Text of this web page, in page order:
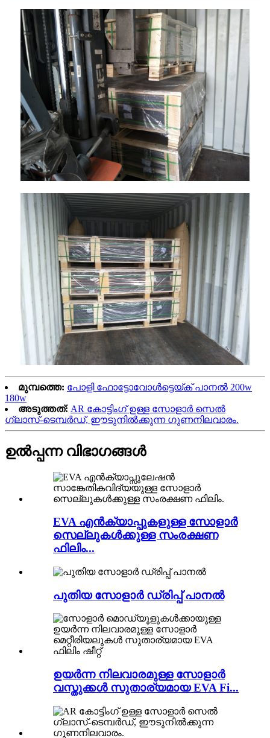
മുമ്പത്തെ: പോളി ഫോട്ടോവോൾട്ടെയ്ക് പാനൽ 200w
180w
അടുത്തത്: AR കോട്ടിംഗ് ഉള്ള സോളാർ സെൽ
ഗ്ലാസ്-ടെമ്പർഡ്, ഈടുനിൽക്കുന്ന ഗുണനിലവാരം.
ഉൽപ്പന്ന വിഭാഗങ്ങൾ
EVA എൻക്യാപ്പുകളുള്ള സോളാർ
സെല്ലുകൾക്കുള്ള സംരക്ഷണ
ഫിലിം...
പുതിയ സോളാർ ഡ്രിപ്പ് പാനൽ
ഉയർന്ന നിലവാരമുള്ള സോളാർ
വസ്തുക്കൾ സുതാര്യമായ EVA Fi...